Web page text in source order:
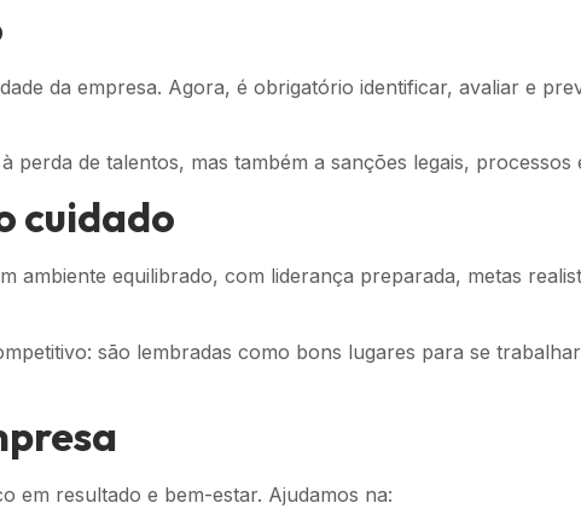
da empresa. Agora, é obrigatório identificar, avaliar e
de talentos, mas também a sanções legais, processos
cuidado
ambiente equilibrado, com liderança preparada, metas
são lembradas como bons lugares para se
em resultado e bem-estar. Ajudamos na: